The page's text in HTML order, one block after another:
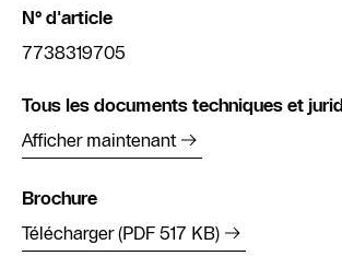
N° d'article
7738319705
Tous les documents techniques et
Afficher maintenant
Brochure
Télécharger (PDF 517 KB)